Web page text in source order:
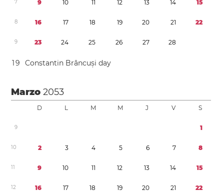
7 9 10 11 12 13 14 15
8 16 17 18 19 20 21 22
9 23 24 25 26 27 28
19 Constantin Brâncuși day
Marzo2053
D L M M J V S
9 1
10 2 3 4 5 6 7 8
11 9 10 11 12 13 14 15
12 16 17 18 19 20 21 22